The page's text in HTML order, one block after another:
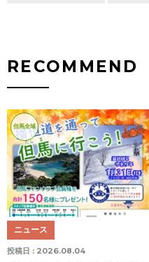
RECOMMEND
但馬全域
投稿日 : 2026.08.04
ニュース